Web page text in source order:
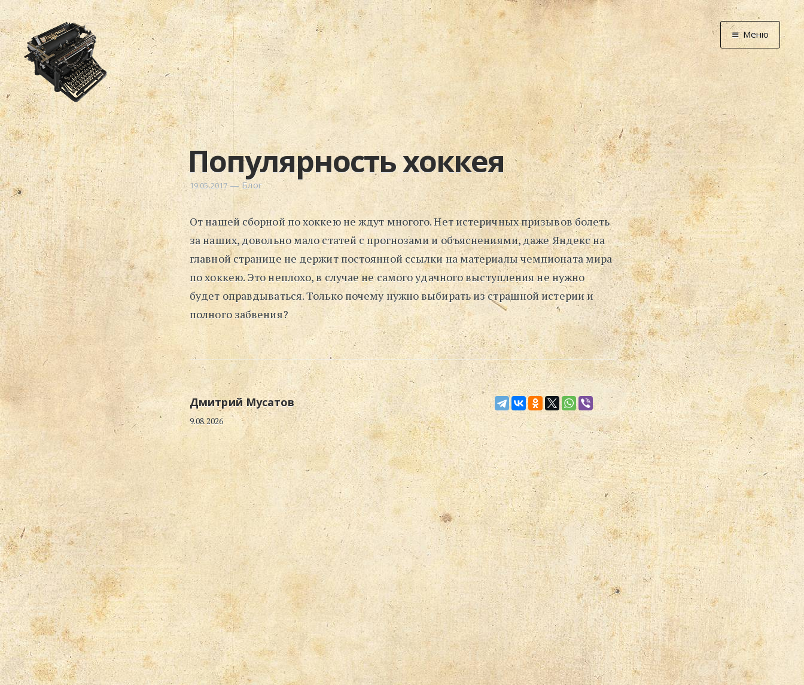
Главная
Новости
Графоманство
* Автотекст
*
* Хронограф
Арт-Рецензии
* Слушать
* Смотреть
* Читать
* По жизни
Блог
⋅
Поиск
Меню
Популярность хоккея
19.05.2017 —Блог
От нашей сборной по хоккею не ждут многого. Нет истеричных призывов болеть
за наших, довольно мало статей с прогнозами и объяснениями, даже Яндекс на
главной странице не держит постоянной ссылки на материалы чемпионата мира
по хоккею. Это неплохо, в случае не самого удачного выступления не нужно
будет оправдываться. Только почему нужно выбирать из страшной истерии и
полного забвения?
Дмитрий Мусатов
9.08.2026